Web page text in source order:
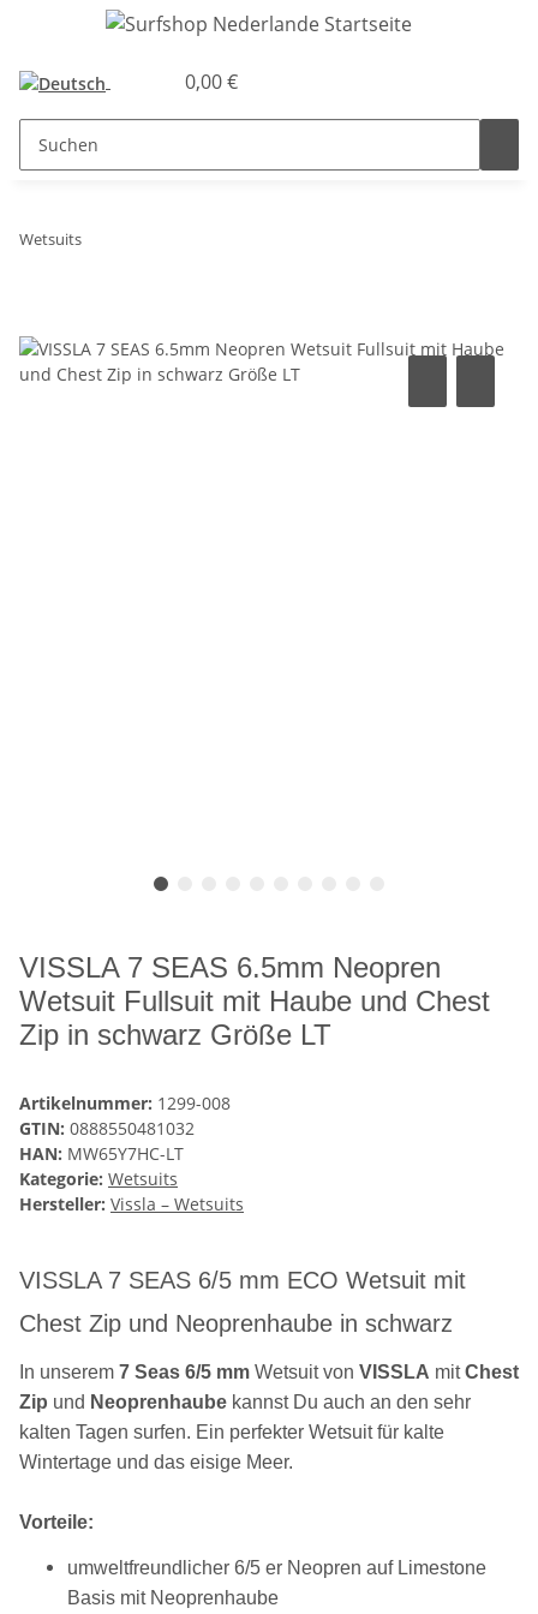
0,00 €
Wetsuits
VISSLA 7 SEAS 6.5mm Neopren
Wetsuit Fullsuit mit Haube und Chest
Zip in schwarz Größe LT
Artikelnummer: 1299-008
GTIN: 0888550481032
HAN: MW65Y7HC-LT
Kategorie: Wetsuits
Hersteller: Vissla – Wetsuits
VISSLA 7 SEAS 6/5 mm ECO Wetsuit mit
Chest Zip und Neoprenhaube in schwarz
In unserem 7 Seas 6/5 mm Wetsuit von VISSLA mitChest
Zip und Neoprenhaube kannst Du auch an den sehr
kalten Tagen surfen. Ein perfekter Wetsuit für kalte
Wintertage und das eisige Meer.
Vorteile:
umweltfreundlicher 6/5 er Neopren auf Limestone
Basis mit Neoprenhaube